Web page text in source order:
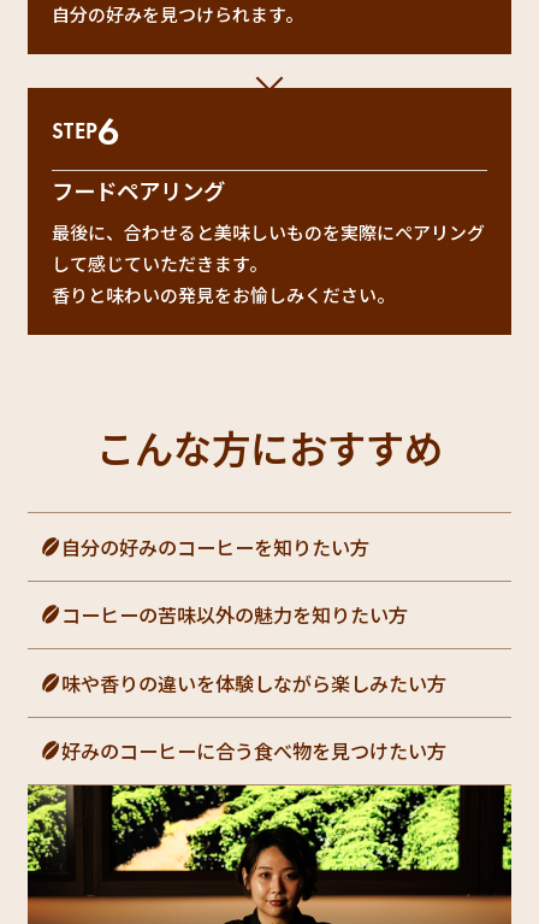
自分の好みを見つけられます。
STEP6
フードペアリング
最後に、合わせると美味しいものを実際にぺアリング
して感じていただきます。
香りと味わいの発見をお愉しみください。
こんな方におすすめ
自分の好みのコーヒーを知りたい方
コーヒーの苦味以外の魅力を知りたい方
味や香りの違いを体験しながら楽しみたい方
好みのコーヒーに合う食べ物を見つけたい方